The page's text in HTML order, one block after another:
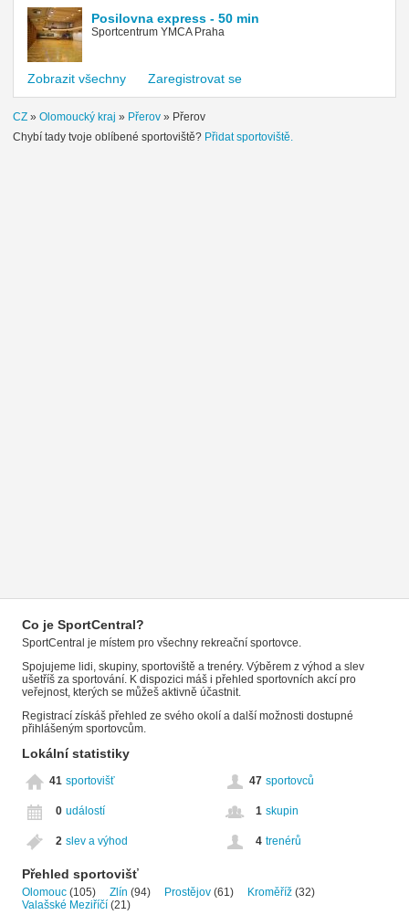
Posilovna express - 50 min
Sportcentrum YMCA Praha
Zobrazit všechny Zaregistrovat se
CZ » Olomoucký kraj » Přerov » Přerov
Chybí tady tvoje oblíbené sportoviště? Přidat sportoviště.
Co je SportCentral?
SportCentral je místem pro všechny rekreační sportovce.
Spojujeme lidi, skupiny, sportoviště a trenéry. Výběrem z výhod a slev
ušetříš za sportování. K dispozici máš i přehled sportovních akcí pro
veřejnost, kterých se můžeš aktivně účastnit.
Registrací získáš přehled ze svého okolí a další možnosti dostupné
přihlášeným sportovcům.
Lokální statistiky
41 sportovišť 47 sportovců
0 událostí 1 skupin
2 slev a výhod 4 trenérů
Přehled sportovišť
Olomouc (105) Zlín (94) Prostějov (61) Kroměříž (32)
Valašské Meziříčí (21)